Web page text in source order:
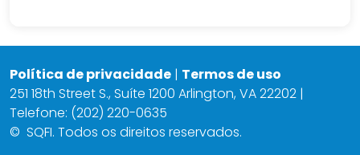
Política de privacidade | Termos de uso
251 18th Street S., Suíte 1200 Arlington, VA 22202 |
Telefone: (202) 220-0635
© SQFI. Todos os direitos reservados.